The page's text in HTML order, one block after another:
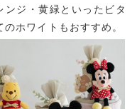
ジ・黄緑といったビタ
ホワイトもおすすめ。